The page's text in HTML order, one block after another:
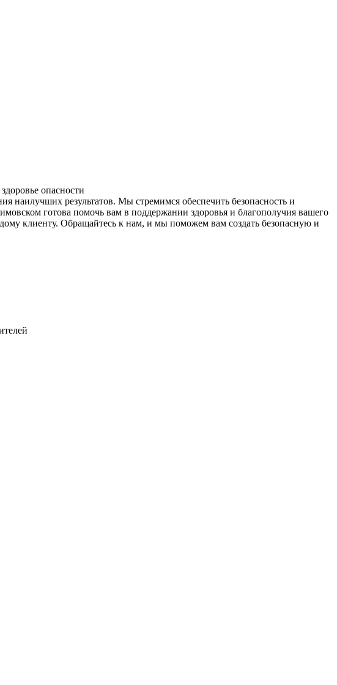
опасности
наилучших результатов. Мы стремимся обеспечить безопасность и
готова помочь вам в поддержании здоровья и благополучия вашего
клиенту. Обращайтесь к нам, и мы поможем вам создать безопасную и